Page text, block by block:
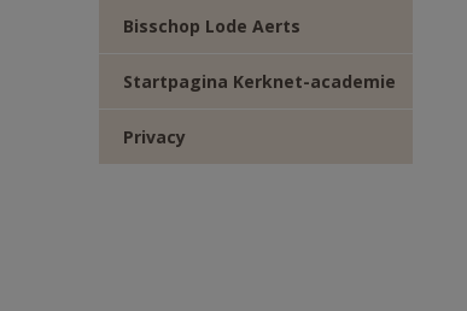
Bisschop Lode Aerts
Startpagina Kerknet-academie
Privacy